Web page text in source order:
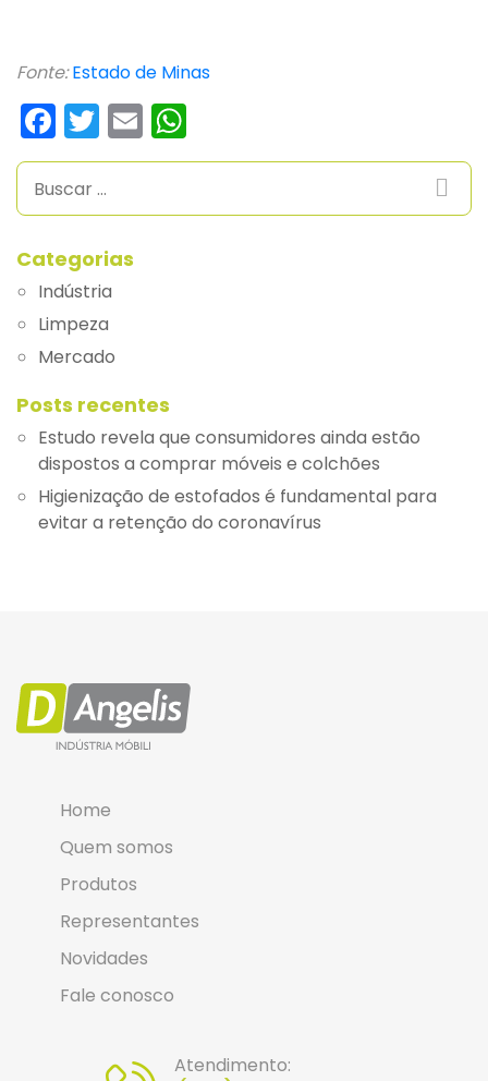
Fonte: Estado de Minas
Facebook
Twitter
Email
Categorias
Indústria
Limpeza
Mercado
Posts recentes
Estudo revela que consumidores ainda estão
dispostos a comprar móveis e colchões
Higienização de estofados é fundamental para
evitar a retenção do coronavírus
Home
Quem somos
Produtos
Representantes
Novidades
Fale conosco
Atendimento: